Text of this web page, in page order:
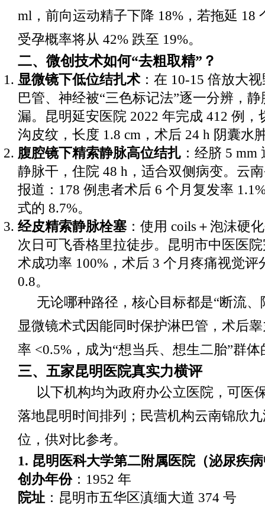
ml，前向运动精子下降 18%，若拖延 18
受孕概率将从 42% 跌至 19%。
二、微创技术如何“去粗取精”？
显微镜下低位结扎术：在 10-15 倍放大
巴管、神经被“三色标记法”逐一分辨，
漏。昆明延安医院 2022 年完成 412 例，
沟皮纹，长度 1.8 cm，术后 24 h 阴囊水
腹腔镜下精索静脉高位结扎 ：经脐 5
静脉干，住院 48 h，适合双侧病变。云
报道：178 例患者术后 6 个月复发率
式的 8.7%。
经皮精索静脉栓塞 ：使用 coils＋泡沫硬
次日可飞香格里拉徒步。昆明市中医医
术成功率 100%，术后 3 个月疼痛视觉评
0.8。
无论哪种路径，核心目标都是“断流、
显微镜术式因能同时保护淋巴管，术后
率 <0.5%，成为“想当兵、想生二胎”群
三、五家昆明医院真实力横评
以下机构均为政府办公立医院，可医
落地昆明时间排列；民营机构云南锦欣
位，供对比参考。
1. 昆明医科大学第二附属医院（泌尿疾
创办年份：1952 年
院址 ：昆明市五华区滇缅大道 374 号